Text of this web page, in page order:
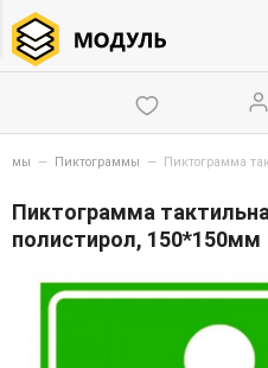
— Пиктограммы —
Пиктограмма
полистирол, 150*150мм